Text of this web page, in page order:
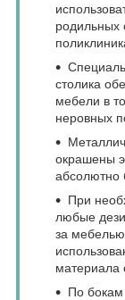
родильных
столика
мебели в
неровных
окрашены
абсолютно
При
любые
за
материала
По бокам